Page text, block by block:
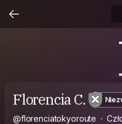
Florencia C.
@florenciatokyoroute